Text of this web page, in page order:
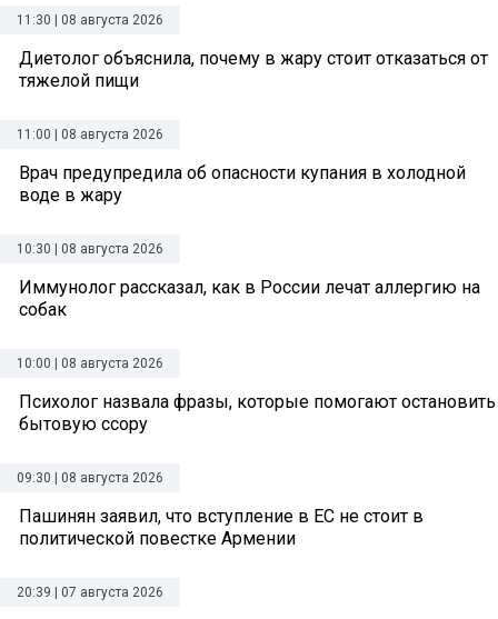
11:30 | 08 августа 2026
Диетолог объяснила, почему в жару стоит отказаться от
тяжелой пищи
11:00 | 08 августа 2026
Врач предупредила об опасности купания в холодной
воде в жару
10:30 | 08 августа 2026
Иммунолог рассказал, как в России лечат аллергию на
собак
10:00 | 08 августа 2026
Психолог назвала фразы, которые помогают остановить
бытовую ссору
09:30 | 08 августа 2026
Пашинян заявил, что вступление в ЕС не стоит в
политической повестке Армении
20:39 | 07 августа 2026